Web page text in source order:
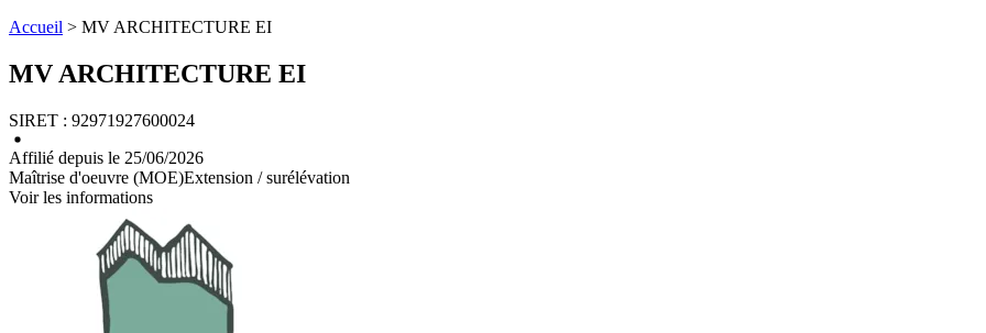
Accueil > MV ARCHITECTURE EI
MV ARCHITECTURE EI
SIRET : 92971927600024
Affilié depuis le 25/06/2026
Maîtrise d'oeuvre (MOE)Extension / surélévation
Voir les informations